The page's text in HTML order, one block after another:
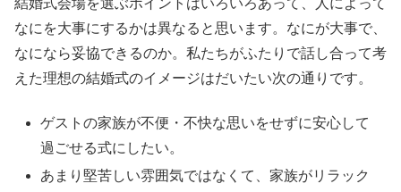
なにを大事にするかは異なると思います。なにが大事で、
なになら妥協できるのか。私たちがふたりで話し合って考
えた理想の結婚式のイメージはだいたい次の通りです。
ゲストの家族が不便・不快な思いをせずに安心して
過ごせる式にしたい。
あまり堅苦しい雰囲気ではなくて、家族がリラック